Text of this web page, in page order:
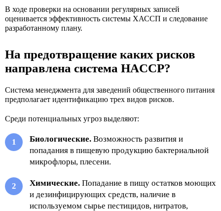
В ходе проверки на основании регулярных записей
оценивается эффективность системы ХАССП и следование
разработанному плану.
На предотвращение каких рисков
направлена система HACCP?
Система менеджмента для заведений общественного питания
предполагает идентификацию трех видов рисков.
Среди потенциальных угроз выделяют:
Биологические. Возможность развития и
попадания в пищевую продукцию бактериальной
микрофлоры, плесени.
Химические. Попадание в пищу остатков моющих
и дезинфицирующих средств, наличие в
используемом сырье пестицидов, нитратов,